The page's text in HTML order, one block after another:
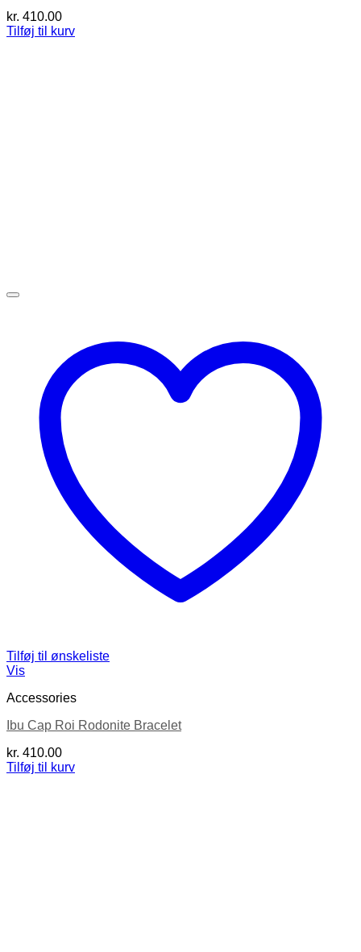
kr. 410.00
Tilføj til kurv
Tilføj til ønskeliste
Vis
Accessories
Ibu Cap Roi Rodonite Bracelet
kr. 410.00
Tilføj til kurv